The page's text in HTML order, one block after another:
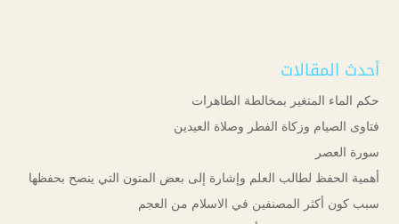
أحدث المقالات
حكم الماء المتغير بمخالطة الطاهرات
فتاوى الصيام وزكاة الفطر وصلاة العيدين
سورة العصر
أهمية الحفظ لطالب العلم وإشارة إلى بعض المتون التي ينصح بحفظها
سبب كون أكثر المصنفين في الاسلام من العجم